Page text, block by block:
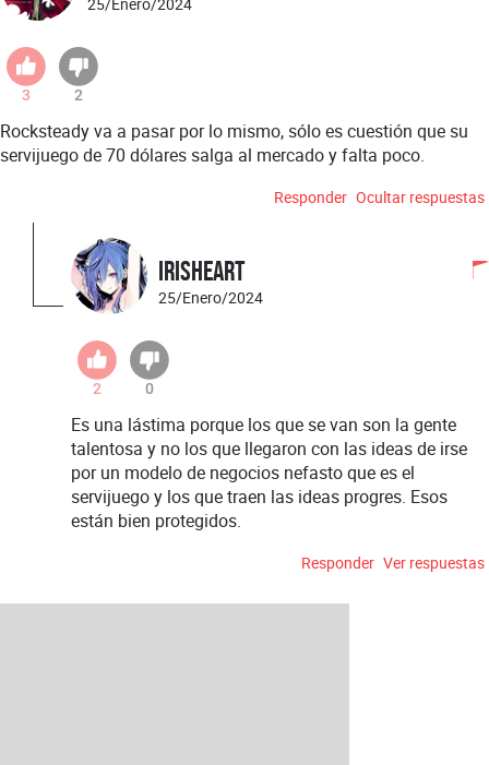
3 2
Rocksteady va a pasar por lo mismo, sólo es cuestión que su
servijuego de 70 dólares salga al mercado y falta poco.
Responder Ocultar respuestas
IrisHeart
25/Enero/2024
2 0
Es una lástima porque los que se van son la gente
talentosa y no los que llegaron con las ideas de irse
por un modelo de negocios nefasto que es el
servijuego y los que traen las ideas progres. Esos
están bien protegidos.
Responder Ver respuestas